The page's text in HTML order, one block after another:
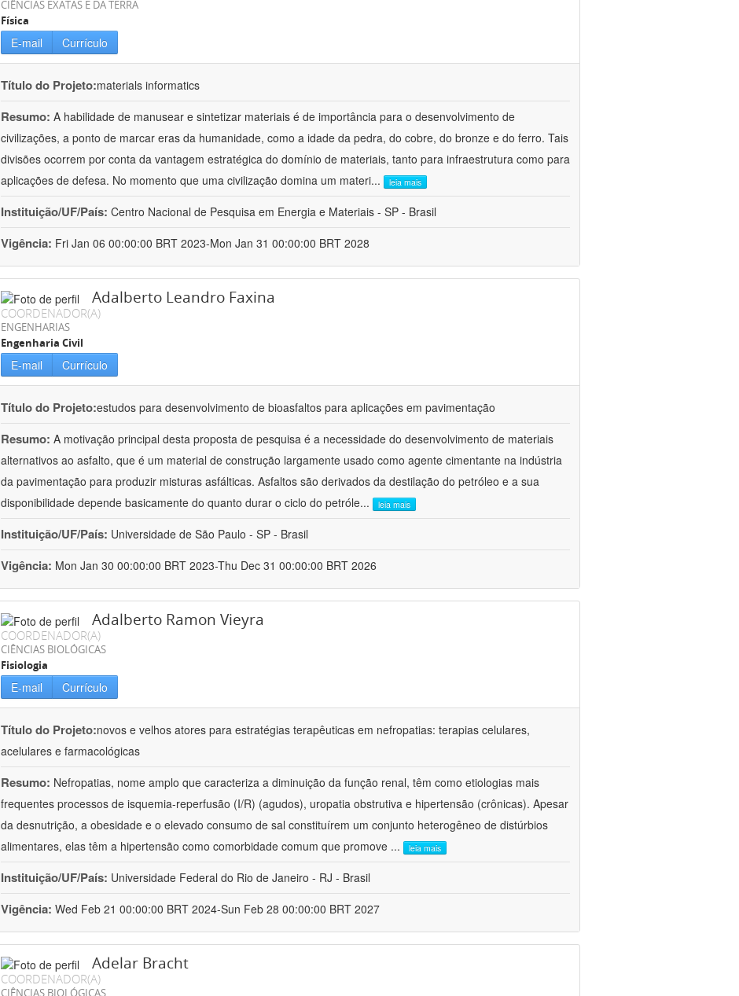
CIÊNCIAS EXATAS E DA TERRA
Física
E-mail Currículo
Título do Projeto:materials informatics
Resumo: A habilidade de manusear e sintetizar materiais é de importância para o desenvolvimento de
civilizações, a ponto de marcar eras da humanidade, como a idade da pedra, do cobre, do bronze e do ferro. Tais
divisões ocorrem por conta da vantagem estratégica do domínio de materiais, tanto para infraestrutura como para
aplicações de defesa. No momento que uma civilização domina um materi... leia mais
Instituição/UF/País: Centro Nacional de Pesquisa em Energia e Materiais - SP - Brasil
Vigência: Fri Jan 06 00:00:00 BRT 2023-Mon Jan 31 00:00:00 BRT 2028
Adalberto Leandro Faxina
COORDENADOR(A)
ENGENHARIAS
Engenharia Civil
E-mail Currículo
Título do Projeto:estudos para desenvolvimento de bioasfaltos para aplicações em pavimentação
Resumo: A motivação principal desta proposta de pesquisa é a necessidade do desenvolvimento de materiais
alternativos ao asfalto, que é um material de construção largamente usado como agente cimentante na indústria
da pavimentação para produzir misturas asfálticas. Asfaltos são derivados da destilação do petróleo e a sua
disponibilidade depende basicamente do quanto durar o ciclo do petróle... leia mais
Instituição/UF/País: Universidade de São Paulo - SP - Brasil
Vigência: Mon Jan 30 00:00:00 BRT 2023-Thu Dec 31 00:00:00 BRT 2026
Adalberto Ramon Vieyra
COORDENADOR(A)
CIÊNCIAS BIOLÓGICAS
Fisiologia
E-mail Currículo
Título do Projeto:novos e velhos atores para estratégias terapêuticas em nefropatias: terapias celulares,
acelulares e farmacológicas
Resumo: Nefropatias, nome amplo que caracteriza a diminuição da função renal, têm como etiologias mais
frequentes processos de isquemia-reperfusão (I/R) (agudos), uropatia obstrutiva e hipertensão (crônicas). Apesar
da desnutrição, a obesidade e o elevado consumo de sal constituírem um conjunto heterogêneo de distúrbios
alimentares, elas têm a hipertensão como comorbidade comum que promove ... leia mais
Instituição/UF/País: Universidade Federal do Rio de Janeiro - RJ - Brasil
Vigência: Wed Feb 21 00:00:00 BRT 2024-Sun Feb 28 00:00:00 BRT 2027
Adelar Bracht
COORDENADOR(A)
CIÊNCIAS BIOLÓGICAS